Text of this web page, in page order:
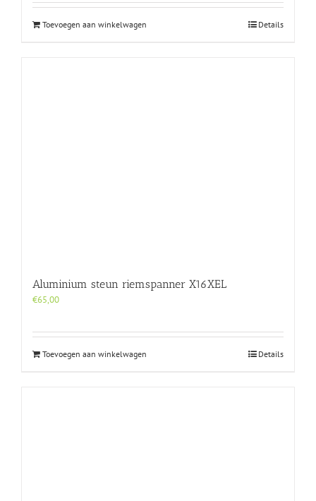
Toevoegen aan winkelwagen Details
Aluminium steun riemspanner X16XEL
€65,00
Toevoegen aan winkelwagen Details